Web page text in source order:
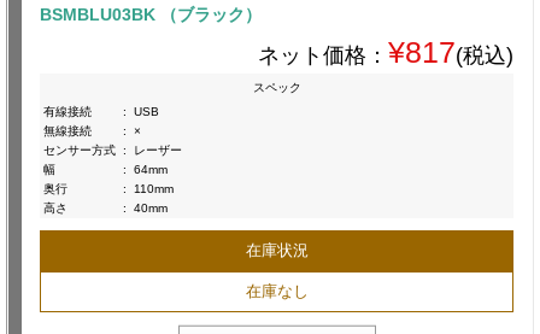
BSMBLU03BK （ブラック）
ネット価格： ¥817(税込)
スペック
有線接続
:
USB
無線接続
:
×
センサー方式 :
レーザー
幅
:
64mm
奥行
:
110mm
高さ
: 40mm
在庫状況
在庫なし